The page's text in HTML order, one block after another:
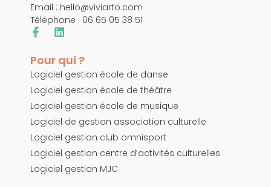
Email : hello@viviarto.com
Téléphone : 06 65 05 38 51
Pour qui ?
Logiciel gestion école de danse
Logiciel gestion école de théâtre
Logiciel gestion école de musique
Logiciel de gestion association culturelle
Logiciel gestion club omnisport
Logiciel gestion centre d’activités culturelles
Logiciel gestion MJC